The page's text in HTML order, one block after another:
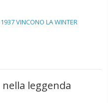
VINCONO LA WINTER
leggenda